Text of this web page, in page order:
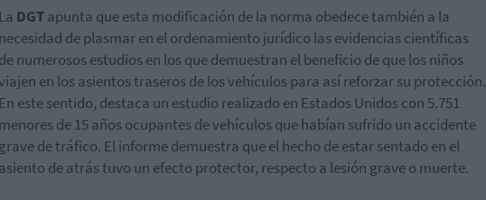
La DGTapunta que esta modificación de la norma obedece también a la
necesidad de plasmar en el ordenamiento jurídico las evidencias científicas
de numerosos estudios en los que demuestran el beneficio de que los niños
en los asientos traseros de los vehículos para así reforzar su protección.
En este sentido, destaca un estudio realizado en Estados Unidos con 5.751
menores de 15 años ocupantes de vehículos que habían sufrido un accidente
grave de tráfico. El informe demuestra que el hecho de estar sentado en el
asiento de atrás tuvo un efecto protector, respecto a lesión grave o muerte.